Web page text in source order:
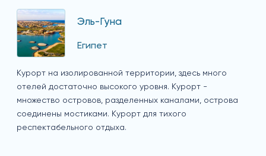
Эль-Гуна
Египет
Курорт на изолированной территории, здесь много
отелей достаточно высокого уровня. Курорт -
множество островов, разделенных каналами, острова
соединены мостиками. Курорт для тихого
респектабельного отдыха.